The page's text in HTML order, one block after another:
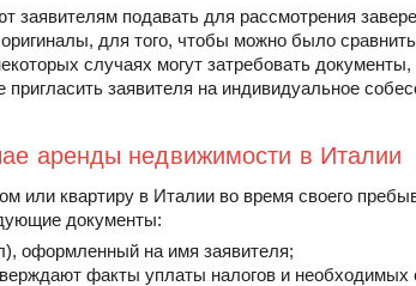
заявителям подавать для рассмотрения
для того, чтобы можно было
случаях могут затребовать
заявителя на индивидуальное
аренды недвижимости в Италии
или квартиру в Италии во время своего
документы:
оформленный на имя заявителя;
факты уплаты налогов и необходимых